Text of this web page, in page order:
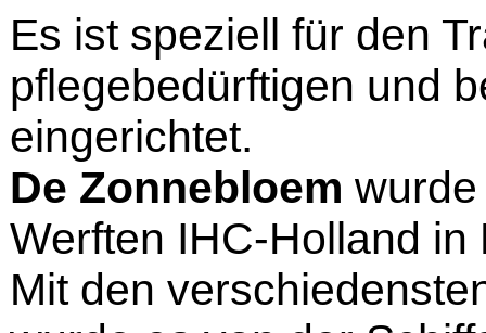
Es ist speziell für den
pflegebedürftigen und
eingerichtet.
De Zonnebloem
Werften IHC-Holland in
Mit den